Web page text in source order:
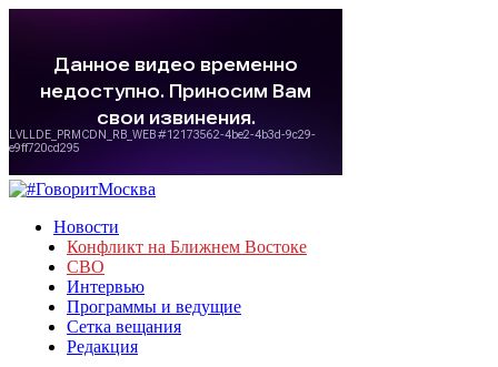
Новости
Конфликт на Ближнем Востоке
СВО
Интервью
Программы и ведущие
Сетка вещания
Редакция